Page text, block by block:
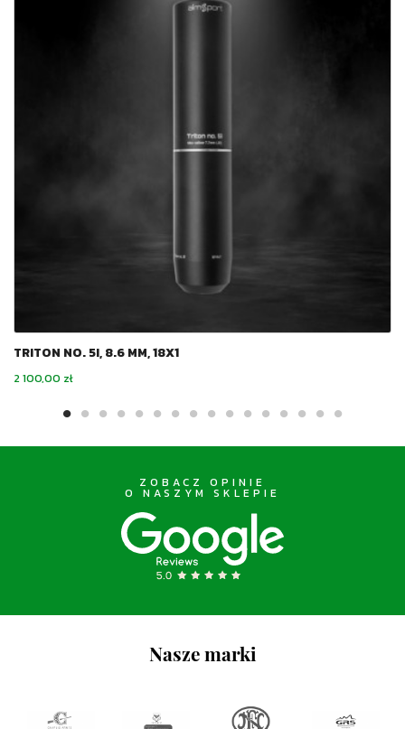
TRITON NO. 5I, 8.6 MM, 18X1
Cena
2 100,00 zł
ZOBACZ OPINIE
O NASZYM SKLEPIE
Nasze marki